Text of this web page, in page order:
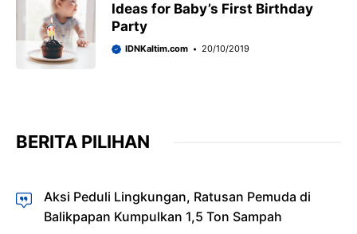
Ideas for Baby’s First Birthday
Party
IDNKaltim.com 20/10/2019
BERITA PILIHAN
Aksi Peduli Lingkungan, Ratusan Pemuda di
Balikpapan Kumpulkan 1,5 Ton Sampah